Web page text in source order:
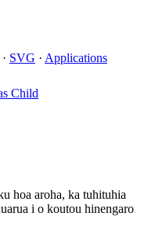
· SVG · Applications
hoa aroha, ka tuhituhia
i o koutou hinengaro